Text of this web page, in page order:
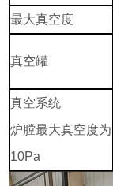
最大真空度
真空罐
真空系统
炉膛最大真空度为
10Pa